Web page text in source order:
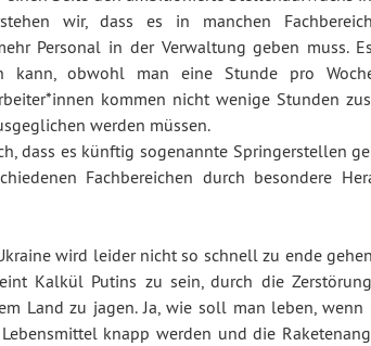
wir, dass es in manchen
Personal in der Verwaltung geben muss.
kann, obwohl man eine Stunde pro
kommen nicht wenige Stunden
werden müssen.
dass es künftig sogenannte Springerstellen
Fachbereichen durch besondere
wird leider nicht so schnell zu ende
Kalkül Putins zu sein, durch die
Land zu jagen. Ja, wie soll man leben,
knapp werden und die